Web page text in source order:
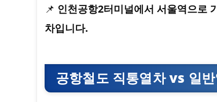
📌 인천공항2터미널에서 서울역으로
차입니다.
공항철도 직통열차 vs 일